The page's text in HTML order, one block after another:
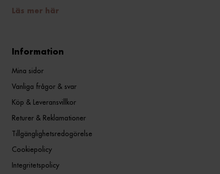
Läs mer här
Information
Mina sidor
Vanliga frågor & svar
Köp & Leveransvillkor
Returer & Reklamationer
Tillgänglighetsredogörelse
Cookiepolicy
Integritetspolicy